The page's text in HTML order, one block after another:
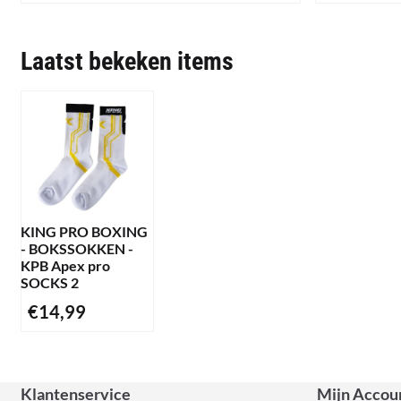
Laatst bekeken items
KING PRO BOXING
- BOKSSOKKEN -
KPB Apex pro
SOCKS 2
€14,99
Klantenservice Mijn